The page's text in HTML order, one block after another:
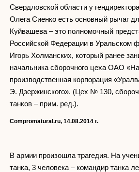
Свердловской области у
Олега Сиенко есть основный рычаг
Куйвашева – это полномочный
Российской Федерации в Уральском
Игорь Холманских, который ранее
начальника сборочного цеха ОАО
производственная корпорация
Э. Дзержинского». (Цех № 130,
танков – прим. ред.).
Compromatural.ru, 14.08.2014 г.
В армии произошла трагедия. На
танка, 3 человека – командир танка